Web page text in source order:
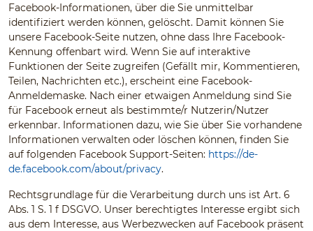
Facebook-Informationen, über die Sie unmittelbar
identifiziert werden können, gelöscht. Damit können Sie
unsere Facebook-Seite nutzen, ohne dass Ihre Facebook-
Kennung offenbart wird. Wenn Sie auf interaktive
Funktionen der Seite zugreifen (Gefällt mir, Kommentieren,
Teilen, Nachrichten etc.), erscheint eine Facebook-
Anmeldemaske. Nach einer etwaigen Anmeldung sind Sie
für Facebook erneut als bestimmte/r Nutzerin/Nutzer
erkennbar. Informationen dazu, wie Sie über Sie vorhandene
Informationen verwalten oder löschen können, finden Sie
auf folgenden Facebook Support-Seiten: https://de-
de.facebook.com/about/privacy.
Rechtsgrundlage für die Verarbeitung durch uns ist Art. 6
Abs. 1 S. 1 f DSGVO. Unser berechtigtes Interesse ergibt sich
aus dem Interesse, aus Werbezwecken auf Facebook präsent